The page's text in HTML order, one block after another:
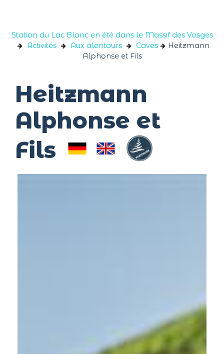
Station du Lac Blanc en été dans le Massif des Vosges
Activités
Aux alentours Caves
Heitzmann
Alphonse et Fils
Heitzmann
Alphonse et
Fils